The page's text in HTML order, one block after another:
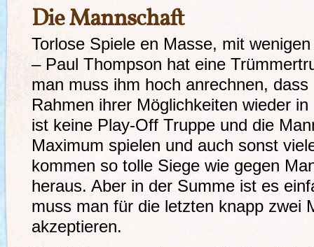
Die Mannschaft
Torlose Spiele en Masse, mit
– Paul Thompson hat eine
man muss ihm hoch anrechnen,
Rahmen ihrer Möglichkeiten wieder
ist keine Play-Off Truppe und die
Maximum spielen und auch sonst
kommen so tolle Siege wie gegen
heraus. Aber in der Summe ist es
muss man für die letzten knapp zwei
akzeptieren.